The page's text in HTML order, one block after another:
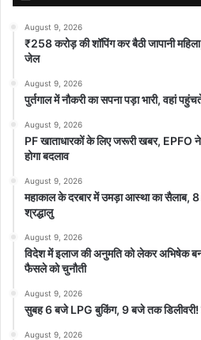
August 9, 2026
₹258 करोड़ की शॉपिंग कर बैठी जापानी
जेल
August 9, 2026
पुर्तगाल में नौकरी का सपना पड़ा भारी, वहां
August 9, 2026
PF खाताधारकों के लिए जरूरी खबर, EPFO
होगा बदलाव
August 9, 2026
महाकाल के दरबार में उमड़ा आस्था का सैलाब,
श्रद्धालु
August 9, 2026
विदेश में इलाज की अनुमति को लेकर अभिषेक
फैसले को चुनौती
August 9, 2026
सुबह 6 बजे LPG बुकिंग, 9 बजे तक डिलीवरी!
August 9, 2026